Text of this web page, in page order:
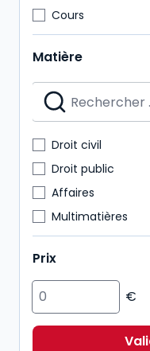
Cours
Codes Dalloz
Mémentos
Nouvelle
Dalloz Action
Matière
Droit civil
Droit public
Affaires
Multimatières
Social
Sciences
Fiscal
Prix